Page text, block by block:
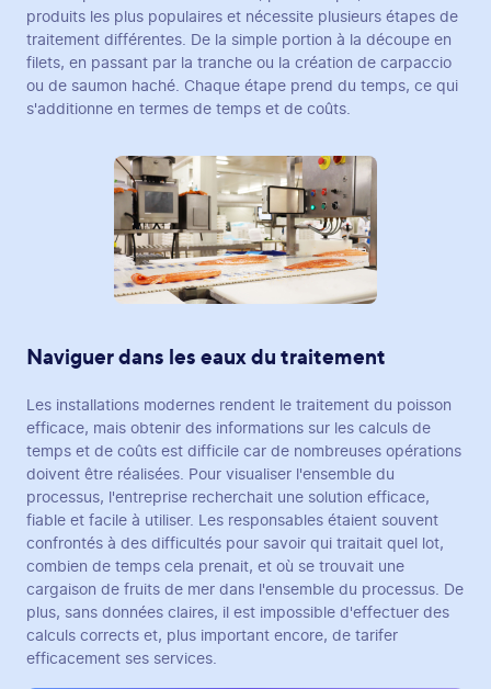
produits les plus populaires et nécessite plusieurs étapes de
traitement différentes. De la simple portion à la découpe en
filets, en passant par la tranche ou la création de carpaccio
ou de saumon haché. Chaque étape prend du temps, ce qui
s'additionne en termes de temps et de coûts.
Naviguer dans les eaux du traitement
Les installations modernes rendent le traitement du poisson
efficace, mais obtenir des informations sur les calculs de
temps et de coûts est difficile car de nombreuses opérations
doivent être réalisées. Pour visualiser l'ensemble du
processus, l'entreprise recherchait une solution efficace,
fiable et facile à utiliser. Les responsables étaient souvent
confrontés à des difficultés pour savoir qui traitait quel lot,
combien de temps cela prenait, et où se trouvait une
cargaison de fruits de mer dans l'ensemble du processus. De
plus, sans données claires, il est impossible d'effectuer des
calculs corrects et, plus important encore, de tarifer
efficacement ses services.